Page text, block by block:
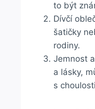
to být
Dívčí
šatičky
rodiny.
Jemnost
a lásky,
s